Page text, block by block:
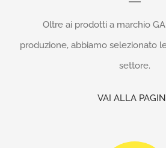
Oltre ai prodotti a marchio
produzione, abbiamo selezionato
settore.
VAI ALLA